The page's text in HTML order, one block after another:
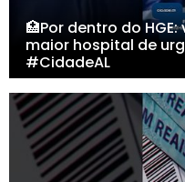
🏥Por dentro do
maior hospital de
#CidadeAL